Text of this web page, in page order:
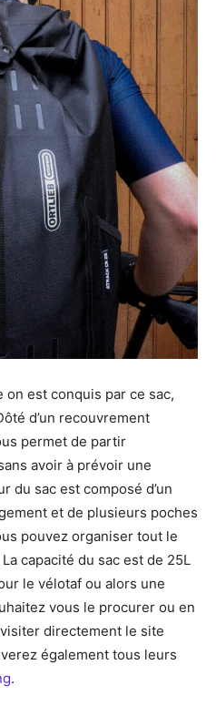
on est conquis par ce sac,
d’un recouvrement
permet de partir
avoir à prévoir une
du sac est composé d’un
et de plusieurs poches
pouvez organiser tout le
capacité du sac est de 25L
le vélotaf ou alors une
vous le procurer ou en
directement le site
également tous leurs
.